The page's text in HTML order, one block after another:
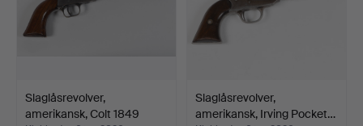
Slaglåsrevolver,
amerikansk, Colt 1849
Slaglåsrevolver,
amerikansk, Irving Pocket…